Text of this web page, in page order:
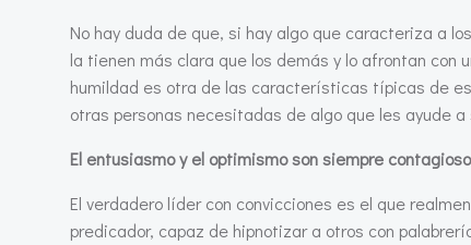
No hay duda de que, si hay algo que caracteriza a
la tienen más clara que los demás y lo afrontan
humildad es otra de las características típicas de
otras personas necesitadas de algo que les ayude
El entusiasmo y el optimismo son siempre
El verdadero líder con convicciones es el que
predicador, capaz de hipnotizar a otros con